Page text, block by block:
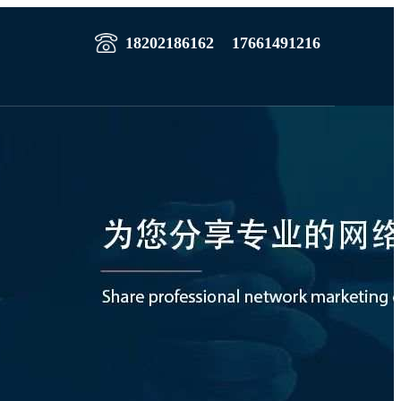
18202186162 17661491216